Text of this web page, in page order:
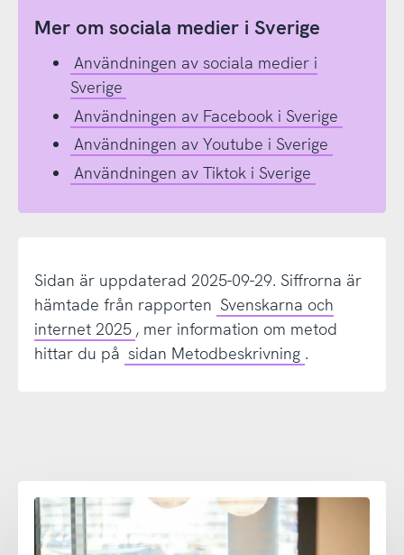
Mer om sociala medier i Sverige
Användningen av sociala medier i
Sverige
Användningen av Facebook i Sverige
Användningen av Youtube i Sverige
Användningen av Tiktok i Sverige
Sidan är uppdaterad 2025-09-29. Siffrorna är
hämtade från rapporten Svenskarna och
internet 2025 , mer information om metod
hittar du på sidan Metodbeskrivning .